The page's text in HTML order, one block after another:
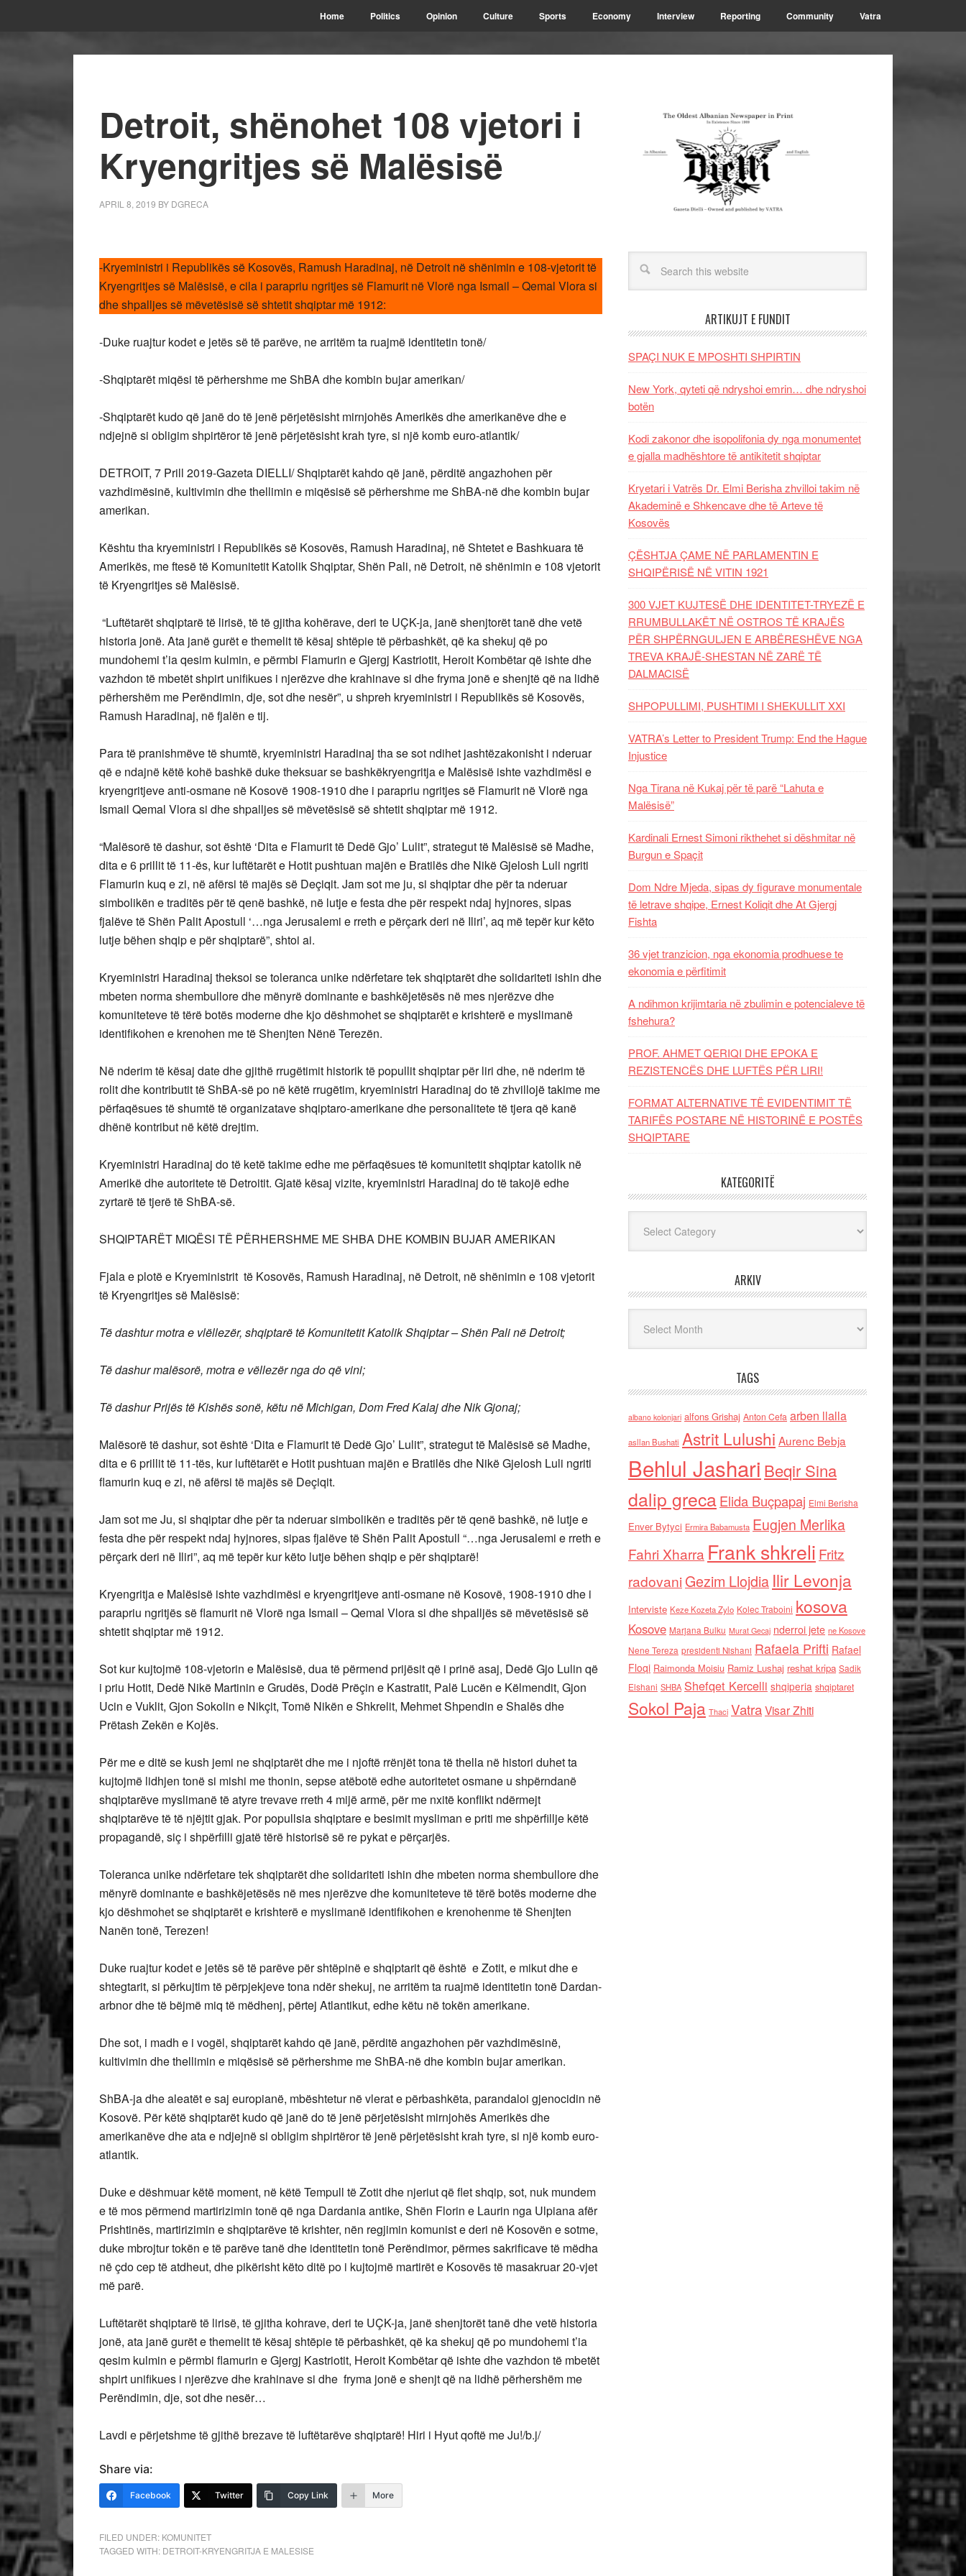
Home Politics Opinion Culture Sports Economy Interview Reporting Community Vatra
Detroit, shënohet 108 vjetori i
Kryengritjes së Malësisë
APRIL 8, 2019 BY DGRECA
-Kryeministri i Republikës së Kosovës, Ramush Haradinaj, në Detroit në shënimin e 108-vjetorit të
Kryengritjes së Malësisë, e cila i parapriu ngritjes së Flamurit në Vlorë nga Ismail – Qemal Vlora si
dhe shpalljes së mëvetësisë së shtetit shqiptar më 1912:
-Duke ruajtur kodet e jetës së të parëve, ne arritëm ta ruajmë identitetin tonë/
-Shqiptarët miqësi të përhershme me ShBA dhe kombin bujar amerikan/
-Shqiptarët kudo që janë do të jenë përjetësisht mirnjohës Amerikës dhe amerikanëve dhe e
ndjejnë si obligim shpirtëror të jenë përjetësisht krah tyre, si një komb euro-atlantik/
DETROIT, 7 Prill 2019-Gazeta DIELLI/ Shqiptarët kahdo që janë, përditë angazhohen për
vazhdimësinë, kultivimin dhe thellimin e miqësisë së përhershme me ShBA-në dhe kombin bujar
amerikan.
Kështu tha kryeministri i Republikës së Kosovës, Ramush Haradinaj, në Shtetet e Bashkuara të
Amerikës, me ftesë të Komunitetit Katolik Shqiptar, Shën Pali, në Detroit, në shënimin e 108 vjetorit
të Kryengritjes së Malësisë.
“Luftëtarët shqiptarë të lirisë, të të gjitha kohërave, deri te UÇK-ja, janë shenjtorët tanë dhe vetë
historia jonë. Ata janë gurët e themelit të kësaj shtëpie të përbashkët, që ka shekuj që po
mundohemi t’ia qesim kulmin, e përmbi Flamurin e Gjergj Kastriotit, Heroit Kombëtar që ishte dhe
vazhdon të mbetët shpirt unifikues i njerëzve dhe krahinave si dhe fryma jonë e shenjtë që na lidhë
përhershëm me Perëndimin, dje, sot dhe nesër”, u shpreh kryeministri i Republikës së Kosovës,
Ramush Haradinaj, në fjalën e tij.
Para të pranishmëve të shumtë, kryeministri Haradinaj tha se sot ndihet jashtëzakonisht i nderuar
që e ndajnë këtë kohë bashkë duke theksuar se bashkëkryengritja e Malësisë ishte vazhdimësi e
kryengritjeve anti-osmane në Kosovë 1908-1910 dhe i parapriu ngritjes së Flamurit në Vlorë nga
Ismail Qemal Vlora si dhe shpalljes së mëvetësisë së shtetit shqiptar më 1912.
“Malësorë të dashur, sot është ‘Dita e Flamurit të Dedë Gjo’ Lulit”, strategut të Malësisë së Madhe,
dita e 6 prillit të 11-ës, kur luftëtarët e Hotit pushtuan majën e Bratilës dhe Nikë Gjelosh Luli ngriti
Flamurin kuq e zi, në afërsi të majës së Deçiqit. Jam sot me ju, si shqiptar dhe për ta nderuar
simbolikën e traditës për të qenë bashkë, në lutje e festa dhe për respekt ndaj hyjnores, sipas
fjalëve të Shën Palit Apostull ‘…nga Jerusalemi e rreth e përçark deri në Iliri’, aq më tepër kur këto
lutje bëhen shqip e për shqiptarë”, shtoi ai.
Kryeministri Haradinaj theksoi se toleranca unike ndërfetare tek shqiptarët dhe solidariteti ishin dhe
mbeten norma shembullore dhe mënyrë dominante e bashkëjetësës në mes njerëzve dhe
komuniteteve të tërë botës moderne dhe kjo dëshmohet se shqiptarët e krishterë e myslimanë
identifikohen e krenohen me të Shenjten Nënë Terezën.
Në nderim të kësaj date dhe gjithë rrugëtimit historik të popullit shqiptar për liri dhe, në nderim të
rolit dhe kontributit të ShBA-së po në këtë rrugëtim, kryeministri Haradinaj do të zhvillojë takime me
përfaqësues të shumtë të organizatave shqiptaro-amerikane dhe personalitete të tjera që kanë
dhënë kontribut në këtë drejtim.
Kryeministri Haradinaj do të ketë takime edhe me përfaqësues të komunitetit shqiptar katolik në
Amerikë dhe autoritete të Detroitit. Gjatë kësaj vizite, kryeministri Haradinaj do të takojë edhe
zyrtarë të tjerë të ShBA-së.
SHQIPTARËT MIQËSI TË PËRHERSHME ME SHBA DHE KOMBIN BUJAR AMERIKAN
Fjala e plotë e Kryeministrit të Kosovës, Ramush Haradinaj, në Detroit, në shënimin e 108 vjetorit
të Kryengritjes së Malësisë:
Të dashtur motra e vlëllezër, shqiptarë të Komunitetit Katolik Shqiptar – Shën Pali në Detroit;
Të dashur malësorë, motra e vëllezër nga do që vini;
Të dashur Prijës të Kishës sonë, këtu në Michigan, Dom Fred Kalaj dhe Nik Gjonaj;
Malësorë të dashur, sot është ‘Dita e Flamurit të Dedë Gjo’ Lulit”, strategut të Malësisë së Madhe,
dita e 6 prillit të 11-tës, kur luftëtarët e Hotit pushtuan majën e Bratilës dhe Nikë Gjelosh Luli ngriti
flamurin kuq e zi, në afërsi të majës së Deçiqit.
Jam sot me Ju, si shqiptar dhe për ta nderuar simbolikën e traditës për të qenë bashkë, në lutje e
festa dhe për respekt ndaj hyjnores, sipas fjalëve të Shën Palit Apostull “…nga Jerusalemi e rreth e
përçark deri në Iliri”, aq më tepër kur këto lutje bëhen shqip e për shqiptarë!
Kryengritja e Malësisë ishte vazhdimësi e kryengritjeve anti-osmane në Kosovë, 1908-1910 dhe i
parapriu ngritjës së flamurit në Vlorë nga Ismail – Qemal Vlora si dhe shpalljës së mëvetësisë së
shtetit shqiptar më 1912.
Sot kur kujtojmë 108-vjetorin e Malësisë, dua të përmend prijësit që i prinë asaj, Dedë Gjo Lulin që
i priu Hotit, Dedë Nikë Martinin e Grudës, Dodë Prëçin e Kastratit, Palë Lucën e Këlmendit, Gjon
Ucin e Vuklit, Gjon Sokolin e Nikçit, Tomë Nikën e Shkrelit, Mehmet Shpendin e Shalës dhe
Prëtash Zekën e Kojës.
Për me e ditë se kush jemi ne shqiptarët dhe me i njoftë rrënjët tona të thella në histori duhet ta
kujtojmë lidhjen tonë si mishi me thonin, sepse atëbotë edhe autoritetet osmane u shpërndanë
shqiptarëve myslimanë të atyre trevave rreth 4 mijë armë, për me nxitë konflikt ndërmejt
shqiptarëve të të njëjtit gjak. Por popullsia shqiptare e besimit mysliman e priti me shpërfillje këtë
propagandë, siç i shpërfilli gjatë tërë historisë së re pykat e përçarjës.
Toleranca unike ndërfetare tek shqiptarët dhe solidariteti ishin dhe mbeten norma shembullore dhe
mënyrë dominante e bashkëjetësës në mes njerëzve dhe komuniteteve të tërë botës moderne dhe
kjo dëshmohet se shqiptarët e krishterë e myslimanë identifikohen e krenohenme të Shenjten
Nanën tonë, Terezen!
Duke ruajtur kodet e jetës së të parëve për shtëpinë e shqiptarit që është e Zotit, e mikut dhe e
shtegtarit, si përkujtim të përpjekjeve tona ndër shekuj, ne arritëm ta ruajmë identitetin tonë Dardan-
arbnor dhe të bëjmë miq të mëdhenj, përtej Atlantikut, edhe këtu në tokën amerikane.
Dhe sot, i madh e i vogël, shqiptarët kahdo që janë, përditë angazhohen për vazhdimësinë,
kultivimin dhe thellimin e miqësisë së përhershme me ShBA-në dhe kombin bujar amerikan.
ShBA-ja dhe aleatët e saj europianë, mbështetur në vlerat e përbashkëta, parandaloi gjenocidin në
Kosovë. Për këtë shqiptarët kudo që janë do të jenë përjetësisht mirnjohës Amerikës dhe
amerikanëve dhe ata e ndjejnë si obligim shpirtëror të jenë përjetësisht krah tyre, si një komb euro-
atlantik.
Duke e dëshmuar këtë moment, në këtë Tempull të Zotit dhe njeriut që flet shqip, sot, nuk mundem
e të mos përmend martirizimin tonë që nga Dardania antike, Shën Florin e Laurin nga Ulpiana afër
Prishtinës, martirizimin e shqiptarëve të krishter, nën regjimin komunist e deri në Kosovën e sotme,
duke mbrojtur tokën e të parëve tanë dhe identitetin tonë Perëndimor, përmes sakrificave të mëdha
në çdo cep të atdheut, dhe pikërisht këto ditë po i kujtojmë martirët e Kosovës të masakruar 20-vjet
më parë.
Luftëtarët shqiptarë të lirisë, të gjitha kohrave, deri te UÇK-ja, janë shenjtorët tanë dhe vetë historia
jonë, ata janë gurët e themelit të kësaj shtëpie të përbashkët, që ka shekuj që po mundohemi t’ia
qesim kulmin e përmbi flamurin e Gjergj Kastriotit, Heroit Kombëtar që ishte dhe vazhdon të mbetët
shpirt unifikues i njerëzve dhe krahinave si dhe fryma jonë e shenjt që na lidhë përhershëm me
Perëndimin, dje, sot dhe nesër…
Lavdi e përjetshme të gjithë brezave të luftëtarëve shqiptarë! Hiri i Hyut qoftë me Ju!/b.j/
Share via:
Facebook Twitter Copy Link More
FILED UNDER: KOMUNITET
TAGGED WITH: DETROIT-KRYENGRITJA E MALESISE
ARTIKUJT E FUNDIT
SPAÇI NUK E MPOSHTI SHPIRTIN
New York, qyteti që ndryshoi emrin… dhe ndryshoi
botën
Kodi zakonor dhe isopolifonia dy nga monumentet
e gjalla madhështore të antikitetit shqiptar
Kryetari i Vatrës Dr. Elmi Berisha zhvilloi takim në
Akademinë e Shkencave dhe të Arteve të
Kosovës
ÇËSHTJA ÇAME NË PARLAMENTIN E
SHQIPËRISË NË VITIN 1921
300 VJET KUJTESË DHE IDENTITET-TRYEZË E
RRUMBULLAKËT NË OSTROS TË KRAJËS
PËR SHPËRNGULJEN E ARBËRESHËVE NGA
TREVA KRAJË-SHESTAN NË ZARË TË
DALMACISË
SHPOPULLIMI, PUSHTIMI I SHEKULLIT XXI
VATRA’s Letter to President Trump: End the Hague
Injustice
Nga Tirana në Kukaj për të parë “Lahuta e
Malësisë”
Kardinali Ernest Simoni rikthehet si dëshmitar në
Burgun e Spaçit
Dom Ndre Mjeda, sipas dy figurave monumentale
të letrave shqipe, Ernest Koliqit dhe At Gjergj
Fishta
36 vjet tranzicion, nga ekonomia prodhuese te
ekonomia e përfitimit
A ndihmon krijimtaria në zbulimin e potencialeve të
fshehura?
PROF. AHMET QERIQI DHE EPOKA E
REZISTENCЁS DHE LUFTЁS PЁR LIRI!
FORMAT ALTERNATIVE TË EVIDENTIMIT TË
TARIFËS POSTARE NË HISTORINË E POSTËS
SHQIPTARE
KATEGORITË
ARKIV
TAGS
albano kolonjari alfons Grishaj Anton Cefa arben llalla
asllan Bushati Astrit Lulushi Aurenc Bebja
Behlul Jashari Beqir Sina
dalip grecaElida Buçpapaj Elmi Berisha
Enver Bytyci Ermira Babamusta Eugjen Merlika
Fahri Xharra Frank shkreli Fritz
radovaniGezim Llojdia Ilir Levonja
Interviste Keze Kozeta Zylo Kolec Traboini kosova
Kosove Marjana Bulku Murat Gecaj nderroi jete ne Kosove
Nene Tereza presidenti Nishani Rafaela Prifti Rafael
Floqi Raimonda Moisiu Ramiz Lushaj reshat kripa Sadik
Elshani SHBA Shefqet Kercelli shqiperia shqiptaret
Sokol Paja Thaci VatraVisar Zhiti